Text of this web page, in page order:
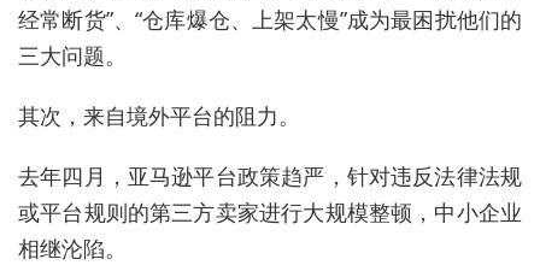
经常断货”、“仓库爆仓、上架太慢”成为最困扰他们的
三大问题。
其次，来自境外平台的阻力。
去年四月，亚马逊平台政策趋严，针对违反法律法规
或平台规则的第三方卖家进行大规模整顿，中小企业
相继沦陷。